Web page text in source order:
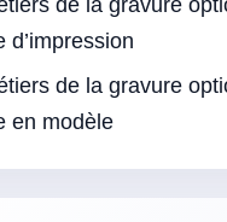
de la gravure
d’impression
de la gravure
en modèle